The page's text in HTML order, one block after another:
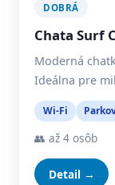
DOBRÁ
Chata Surf
Moderná
Ideálna pre
Wi-Fi
👥 až 4 osôb
Detail →